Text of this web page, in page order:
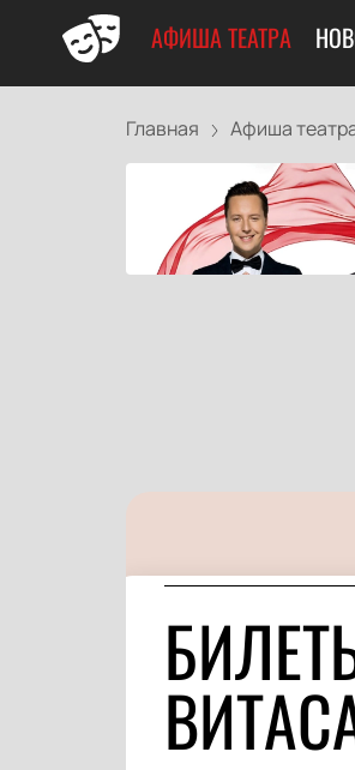
АФИША ТЕАТРА
Главная Афиша